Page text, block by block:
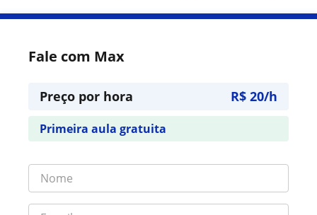
Fale com Max
Preço por hora R$ 20/h
Primeira aula gratuita